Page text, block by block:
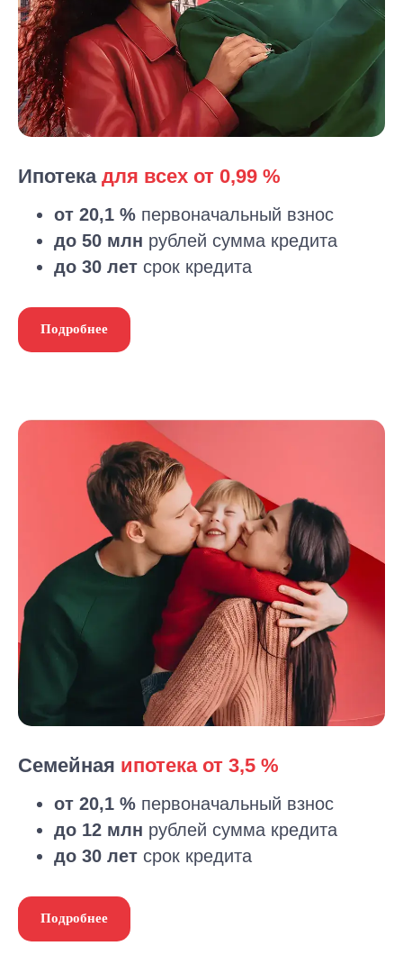
Ипотека для всех от 0,99 %
от 20,1 % первоначальный взнос
до 50 млн рублей сумма кредита
до 30 лет срок кредита
Подробнее
Семейная ипотека от 3,5 %
от 20,1 % первоначальный взнос
до 12 млн рублей сумма кредита
до 30 лет срок кредита
Подробнее